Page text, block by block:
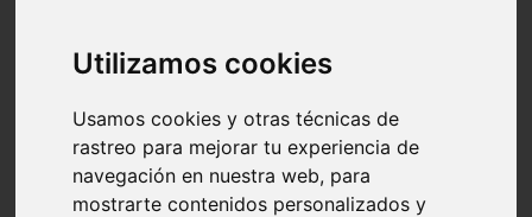
Utilizamos cookies
Usamos cookies y otras técnicas de
rastreo para mejorar tu experiencia de
navegación en nuestra web, para
mostrarte contenidos personalizados y
c tierra de fuego
c tucuman
carmen
category
destinos
gijon
lanzarote